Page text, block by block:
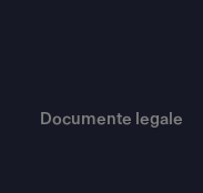
Documente legale